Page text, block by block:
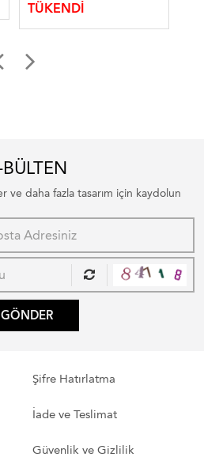
TÜKENDİ
BÜLTEN
ve daha fazla tasarım için kaydolun
GÖNDER
Şifre Hatırlatma
İade ve Teslimat
Güvenlik ve Gizlilik